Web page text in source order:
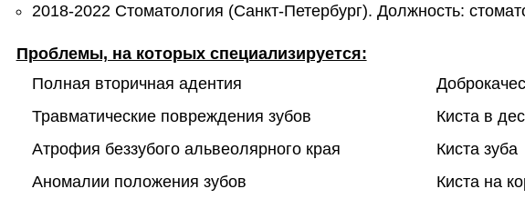
2018-2022 Стоматология (Санкт-Петербург). Должность:
Проблемы, на которых специализируется:
Полная вторичная адентия
Травматические повреждения зубов
Атрофия беззубого альвеолярного края
Аномалии положения зубов
Киста в
Киста зуба
Киста на